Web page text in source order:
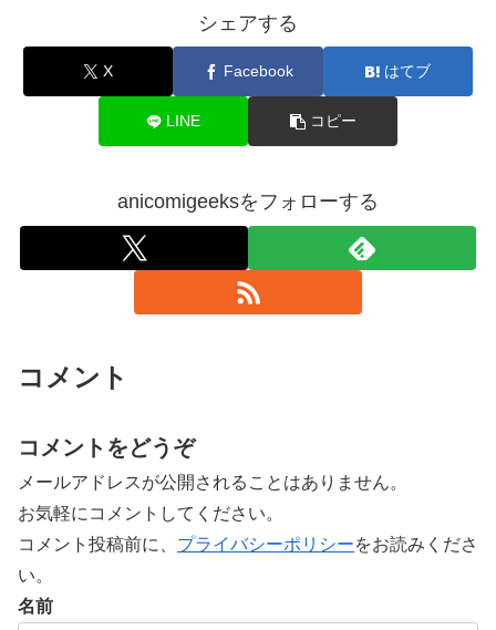
シェアする
X Facebook はてブ
LINE コピー
anicomigeeksをフォローする
コメント
コメントをどうぞ
メールアドレスが公開されることはありません。
お気軽にコメントしてください。
コメント投稿前に、 プライバシーポリシーをお読みくださ
い。
名前